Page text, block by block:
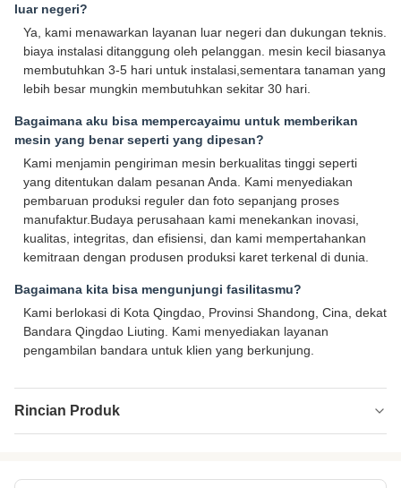
luar negeri?
Ya, kami menawarkan layanan luar negeri dan dukungan teknis.
biaya instalasi ditanggung oleh pelanggan. mesin kecil biasanya
membutuhkan 3-5 hari untuk instalasi,sementara tanaman yang
lebih besar mungkin membutuhkan sekitar 30 hari.
Bagaimana aku bisa mempercayaimu untuk memberikan
mesin yang benar seperti yang dipesan?
Kami menjamin pengiriman mesin berkualitas tinggi seperti
yang ditentukan dalam pesanan Anda. Kami menyediakan
pembaruan produksi reguler dan foto sepanjang proses
manufaktur.Budaya perusahaan kami menekankan inovasi,
kualitas, integritas, dan efisiensi, dan kami mempertahankan
kemitraan dengan produsen produksi karet terkenal di dunia.
Bagaimana kita bisa mengunjungi fasilitasmu?
Kami berlokasi di Kota Qingdao, Provinsi Shandong, Cina, dekat
Bandara Qingdao Liuting. Kami menyediakan layanan
pengambilan bandara untuk klien yang berkunjung.
Rincian Produk
Roll Nip Gap
Rem Hidrolik atau Tombol Darurat atau Rem